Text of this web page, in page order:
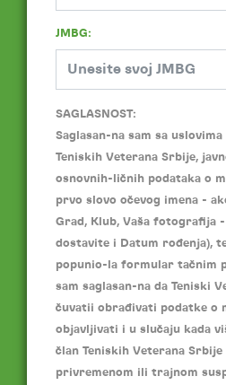
JMBG:
SAGLASNOST:
Saglasan-na sam sa
Teniskih Veterana Srbije,
osnovnih-ličnih podataka o
prvo slovo očevog imena -
Grad, Klub, Vaša fotografija
dostavite i Datum rođenja),
popunio-la formular tačnim
sam saglasan-na da Teniski
čuvatii obrađivati podatke o
objavljivati i u slučaju kada
član Teniskih Veterana
privremenom ili trajnom